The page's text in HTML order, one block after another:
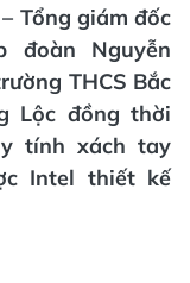
Tổng giám đốc
đoàn Nguyễn
THCS Bắc
Lộc đồng thời
tính xách tay
Intel thiết kế